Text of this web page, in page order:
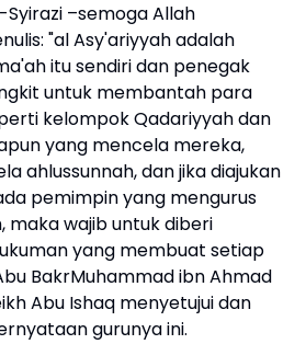
Syirazi –semoga Allah
"al Asy'ariyyah adalah
itu sendiri dan penegak
untuk membantah para
kelompok Qadariyyah dan
yang mencela mereka,
ahlussunnah, dan jika diajukan
pemimpin yang mengurus
maka wajib untuk diberi
yang membuat setiap
BakrMuhammad ibn Ahmad
Abu Ishaq menyetujui dan
gurunya ini.